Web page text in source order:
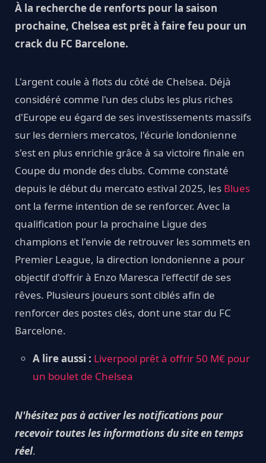
À la recherche de renforts pour la saison
prochaine, Chelsea est prêt à faire feu pour un
crack du FC Barcelone.
L'argent coule à flots du côté de Chelsea. Déjà
considéré comme l'un des clubs les plus riches
d'Europe eu égard de ses investissements massifs
sur les derniers mercatos, l'écurie londonienne
s'est en plus enrichie grâce à sa victoire finale en
Coupe du monde des clubs. Comme constaté
depuis le début du mercato estival 2025, les Blues
ont la ferme intention de se renforcer. Avec la
qualification pour la prochaine Ligue des
champions et l'envie de retrouver les sommets en
Premier League, la direction londonienne a pour
objectif d'offrir à Enzo Maresca l'effectif de ses
rêves. Plusieurs joueurs sont ciblés afin de
renforcer des postes clés, dont une star du FC
Barcelone.
A lire aussi : Liverpool prêt à offrir 50 M€ pour
un boulet de Chelsea
N'hésitez pas à activer les notifications pour
recevoir toutes les informations du site en temps
réel.